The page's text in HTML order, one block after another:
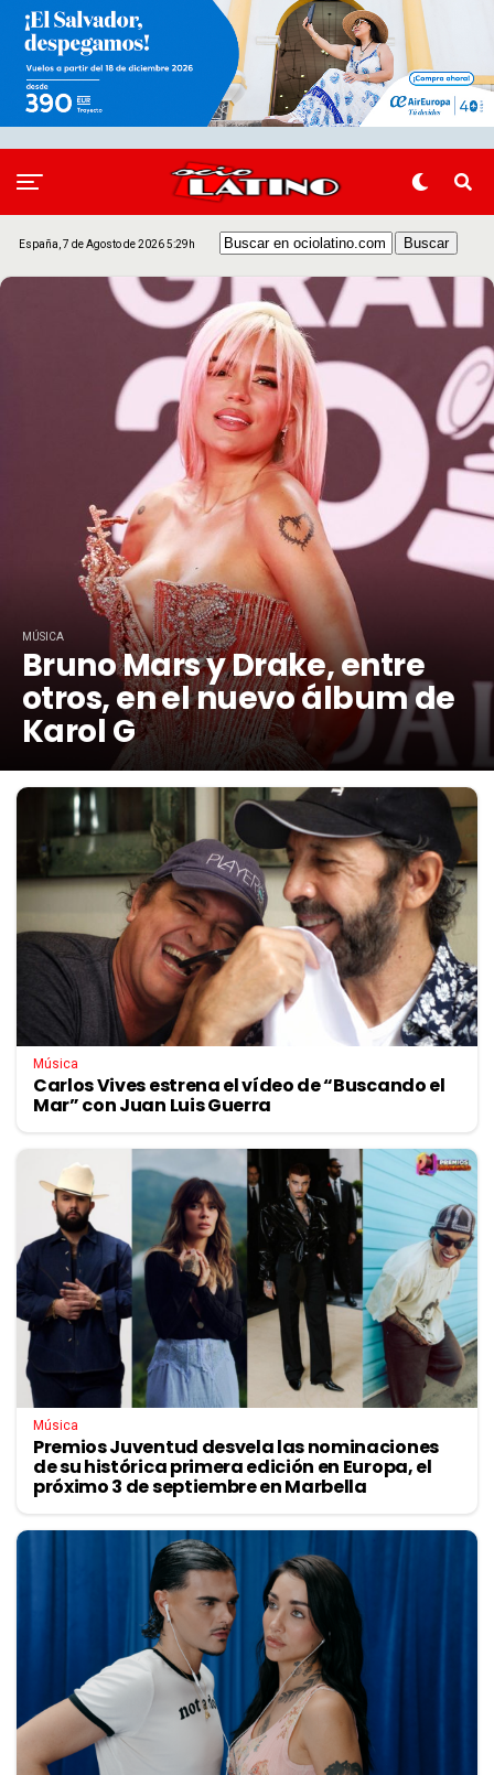
España, 7 de Agosto de 2026 5:29h
MÚSICA
Bruno Mars y Drake, entre
otros, en el nuevo álbum de
Karol G
Música
Carlos Vives estrena el vídeo de “Buscando el
Mar” con Juan Luis Guerra
Música
Premios Juventud desvela las nominaciones
de su histórica primera edición en Europa, el
próximo 3 de septiembre en Marbella